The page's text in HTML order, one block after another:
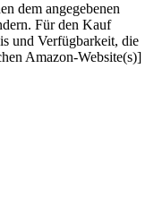
dem angegebenen
Für den Kauf
und Verfügbarkeit, die
Amazon-Website(s)]